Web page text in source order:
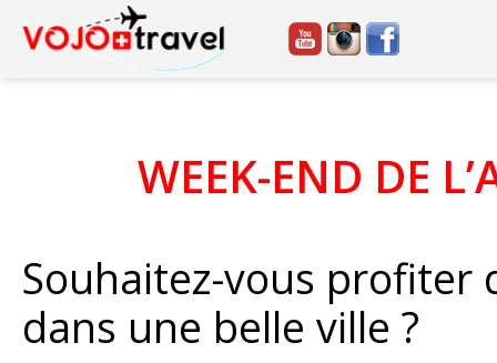
WEEK-END DE
Souhaitez-vous profiter
dans une belle ville ?